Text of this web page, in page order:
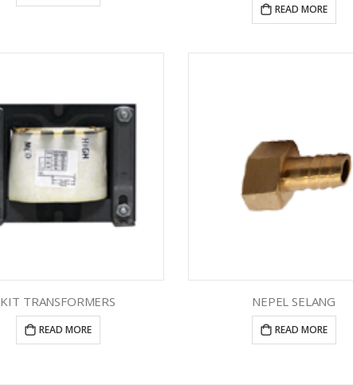
READ MORE
KIT TRANSFORMERS
READ MORE
NEPEL SELANG
READ MORE